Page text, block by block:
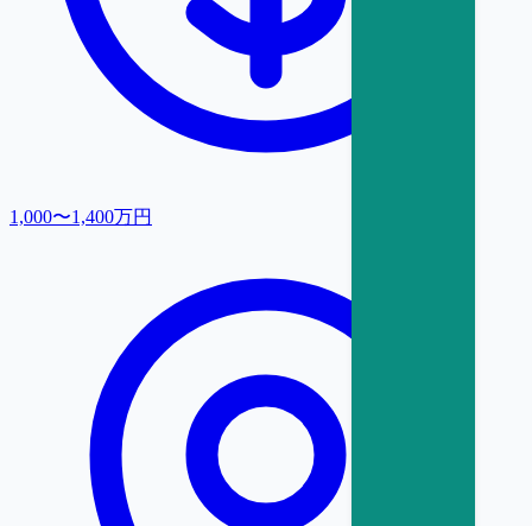
1,000〜1,400万円